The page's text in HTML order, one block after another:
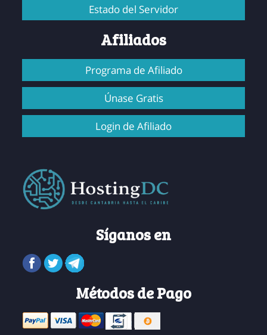
Estado del Servidor
Afiliados
Programa de Afiliado
Únase Gratis
Login de Afiliado
Síganos en
Métodos de Pago